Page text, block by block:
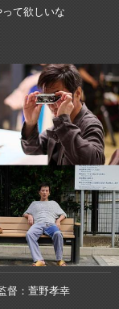
て欲しいな
督
萱野孝幸